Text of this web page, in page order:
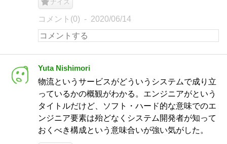
ナイス
コメント(0) 2020/06/14
Yuta Nishimori
物流というサービスがどういうシステムで成り立
っているかの概観がわかる。エンジニアがという
タイトルだけど、ソフト・ハード的な意味でのエ
ンジニア要素は殆どなくシステム開発者が知って
おくべき構成という意味合いが強い気がした。